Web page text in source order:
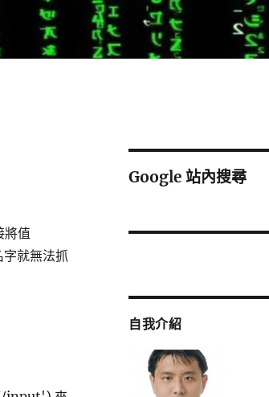
將值
就無法抓
Google 站內搜尋
自我介紹